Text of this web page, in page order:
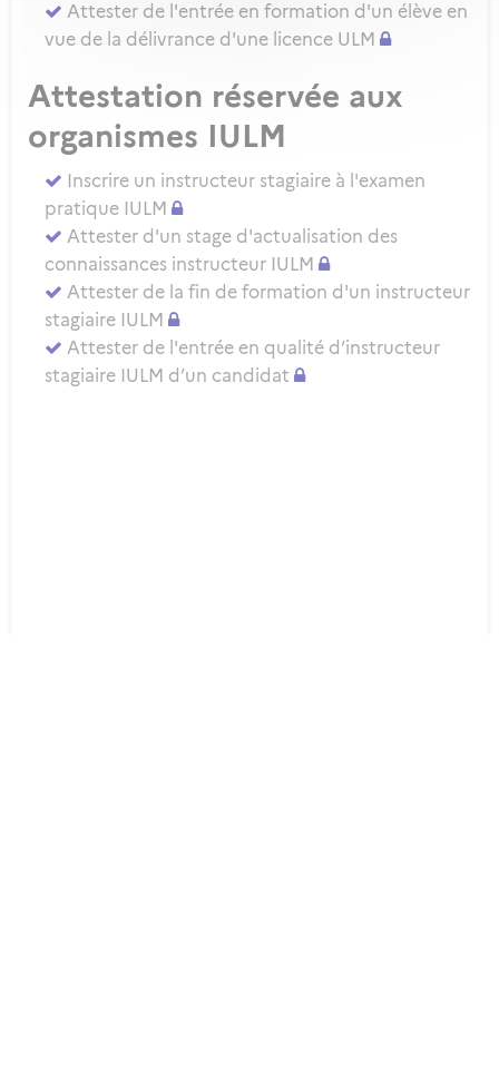
Attester de l'entrée en formation d'un élève en
vue de la délivrance d'une licence ULM
Attestation réservée aux
organismes IULM
Inscrire un instructeur stagiaire à l'examen
pratique IULM
Attester d'un stage d'actualisation des
connaissances instructeur IULM
Attester de la fin de formation d'un instructeur
stagiaire IULM
Attester de l'entrée en qualité d’instructeur
stagiaire IULM d’un candidat